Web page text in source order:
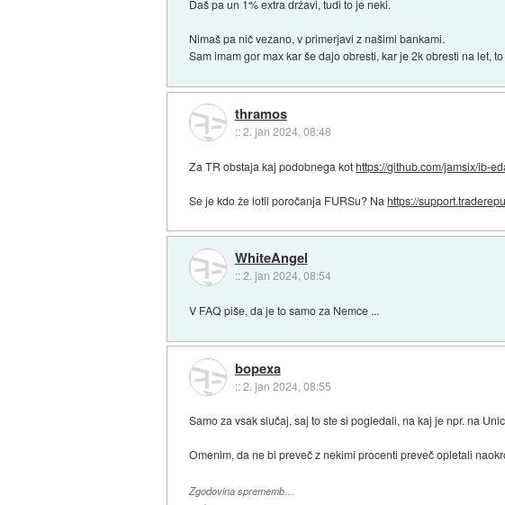
Daš pa un 1% extra državi, tudi to je neki.
Nimaš pa nič vezano, v primerjavi z našimi bankami.
Sam imam gor max kar še dajo obresti, kar je 2k obresti na let,
thramos
::2. jan 2024, 08:48
Za TR obstaja kaj podobnega kothttps://github.com/jamsix/ib-
Se je kdo že lotil poročanja FURSu? Nahttps://
WhiteAngel
::2. jan 2024, 08:54
V FAQ piše, da je to samo za Nemce ...
bopexa
::2. jan 2024, 08:55
Samo za vsak slučaj, saj to ste si pogledali, na kaj je npr. na
Omenim, da ne bi preveč z nekimi procenti preveč opletali
Zgodovina sprememb…